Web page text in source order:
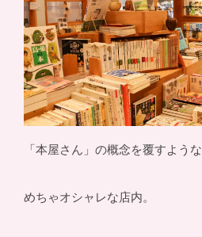
「本屋さん」の概念を覆すような
めちゃオシャレな店内。